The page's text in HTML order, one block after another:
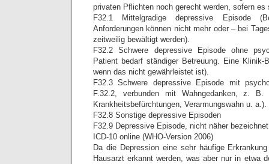
privaten Pflichten noch gerecht werden, sofern es
F32.1 Mittelgradige depressive Episode
Anforderungen können nicht mehr oder – bei
zeitweilig bewältigt werden).
F32.2 Schwere depressive Episode ohne
Patient bedarf ständiger Betreuung. Eine Klinik-
wenn das nicht gewährleistet ist).
F32.3 Schwere depressive Episode mit
F.32.2, verbunden mit Wahngedanken, z. B.
Krankheitsbefürchtungen, Verarmungswahn u. a.).
F32.8 Sonstige depressive Episoden
F32.9 Depressive Episode, nicht näher bezeichnet
ICD-10 online (WHO-Version 2006)
Da die Depression eine sehr häufige
Hausarzt erkannt werden, was aber nur in etwa